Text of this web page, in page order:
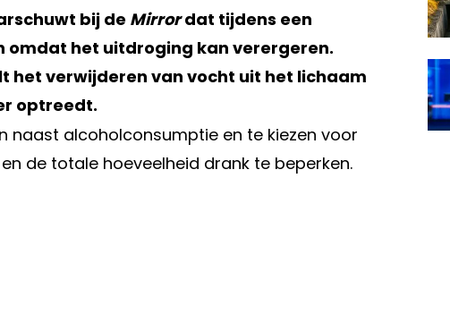
bij de Mirrordat tijdens een
omdat het uitdroging kan verergeren.
het verwijderen van vocht uit het lichaam
optreedt.
naast alcoholconsumptie en te kiezen voor
de totale hoeveelheid drank te beperken.